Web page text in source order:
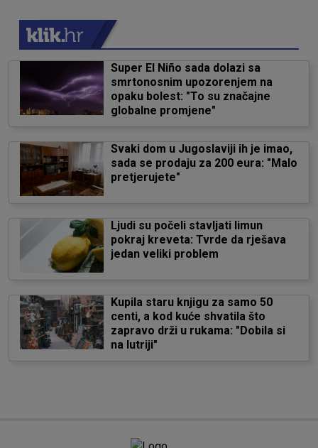
Super El Niño sada dolazi sa
smrtonosnim upozorenjem na
opaku bolest: "To su značajne
globalne promjene"
Svaki dom u Jugoslaviji ih je imao,
sada se prodaju za 200 eura: "Malo
pretjerujete"
Ljudi su počeli stavljati limun
pokraj kreveta: Tvrde da rješava
jedan veliki problem
Kupila staru knjigu za samo 50
centi, a kod kuće shvatila što
zapravo drži u rukama: "Dobila si
na lutriji"